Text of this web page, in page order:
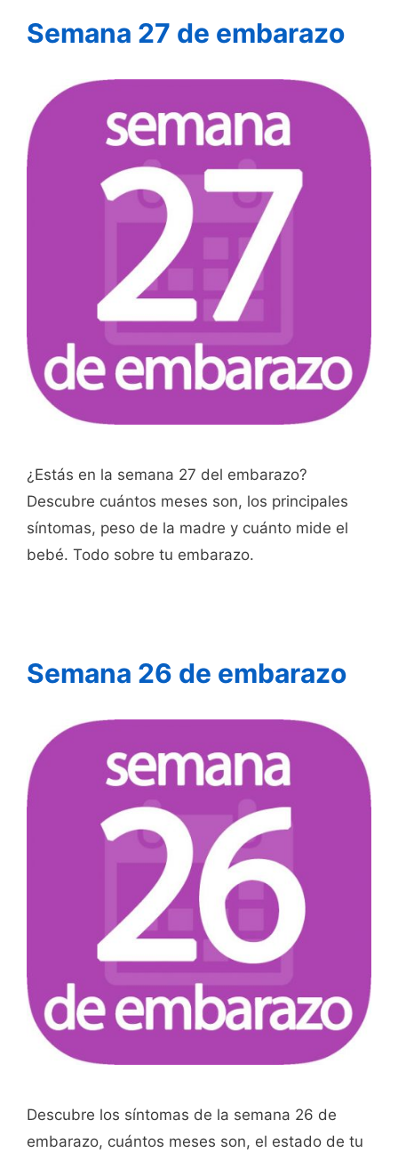
Semana 27 de embarazo
¿Estás en la semana 27 del embarazo?
Descubre cuántos meses son, los principales
síntomas, peso de la madre y cuánto mide el
bebé. Todo sobre tu embarazo.
Semana 26 de embarazo
Descubre los síntomas de la semana 26 de
embarazo, cuántos meses son, el estado de tu